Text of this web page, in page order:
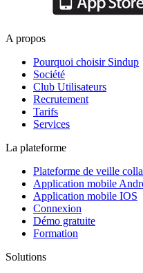
A propos
Pourquoi choisir Sindup
Société
Club Utilisateurs
Recrutement
Tarifs
Services
La plateforme
Plateforme de veille
Application mobile
Application mobile IOS
Connexion
Démo gratuite
Formation
Solutions